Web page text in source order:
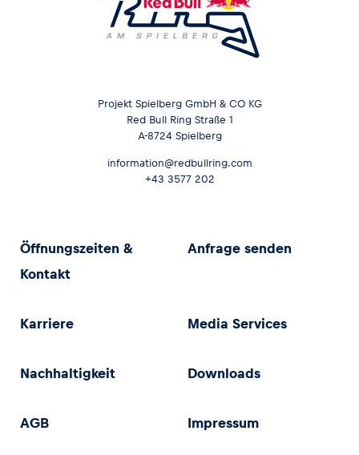
Projekt Spielberg GmbH & CO KG
Red Bull Ring Straße 1
A-8724 Spielberg
information@redbullring.com
+43 3577 202
Öffnungszeiten &
Kontakt
Anfrage senden
Karriere Media Services
Nachhaltigkeit Downloads
AGB Impressum